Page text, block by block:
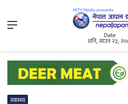
Menu
Date
शनि, साउन २३,
स्वास्थ्य